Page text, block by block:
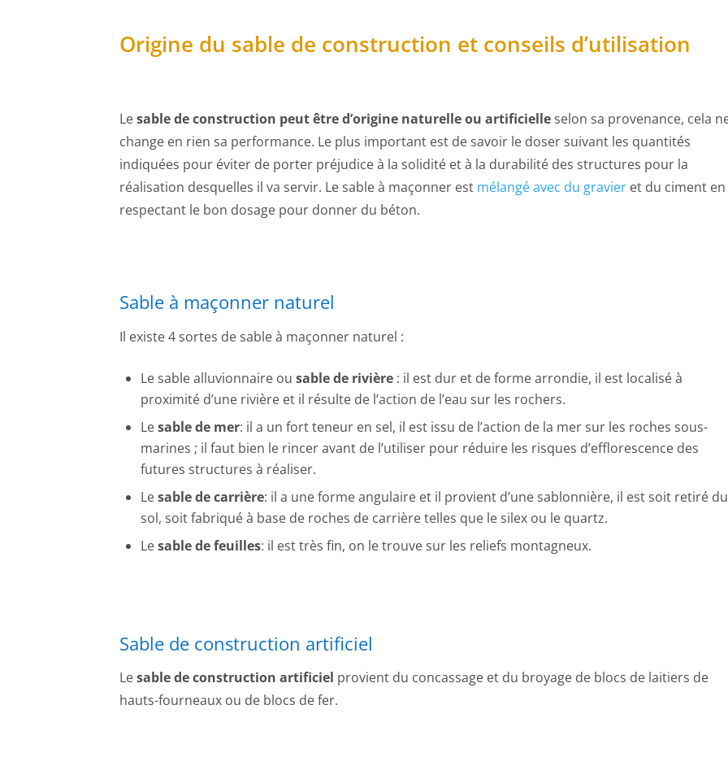
Origine du sable de construction et conseils d’utilisation
Lesable de construction peut être d’origine naturelle ou artificielle selon sa provenance, cela
change en rien sa performance. Le plus important est de savoir le doser suivant les quantités
indiquées pour éviter de porter préjudice à la solidité et à la durabilité des structures pour la
réalisation desquelles il va servir. Le sable à maçonner est mélangé avec du gravier et du ciment en
respectant le bon dosage pour donner du béton.
Sable à maçonner naturel
Il existe 4 sortes de sable à maçonner naturel :
Le sable alluvionnaire ou sable de rivière : il est dur et de forme arrondie, il est localisé à
proximité d’une rivière et il résulte de l’action de l’eau sur les rochers.
Lesable de mer: il a un fort teneur en sel, il est issu de l’action de la mer sur les roches sous-
marines ; il faut bien le rincer avant de l’utiliser pour réduire les risques d’efflorescence des
futures structures à réaliser.
Lesable de carrière: il a une forme angulaire et il provient d’une sablonnière, il est soit retiré du
sol, soit fabriqué à base de roches de carrière telles que le silex ou le quartz.
Lesable de feuilles: il est très fin, on le trouve sur les reliefs montagneux.
Sable de construction artificiel
Lesable de construction artificiel provient du concassage et du broyage de blocs de laitiers de
hauts-fourneaux ou de blocs de fer.